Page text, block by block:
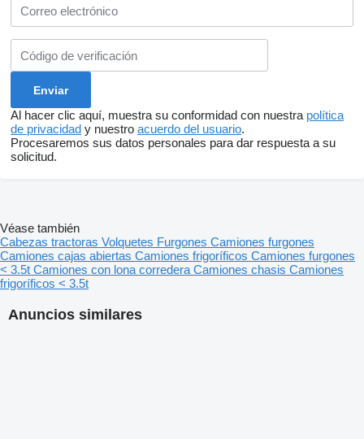
Al hacer clic aquí, muestra su conformidad con nuestra política
de privacidad y nuestro acuerdo del usuario.
Procesaremos sus datos personales para dar respuesta a su
solicitud.
Anuncios similares
Véase también
Cabezas tractoras Volquetes Furgones Camiones furgones
Camiones cajas abiertas Camiones frigoríficos Camiones furgones
< 3.5t Camiones con lona corredera Camiones chasis Camiones
frigoríficos < 3.5t